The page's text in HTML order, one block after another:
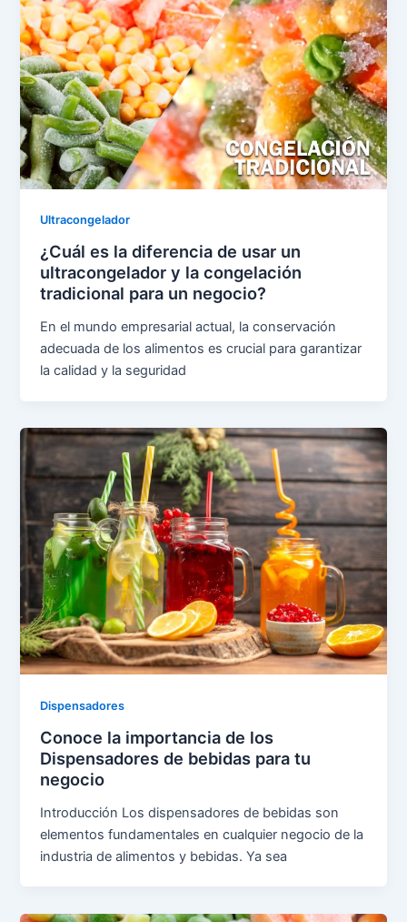
Ultracongelador
¿Cuál es la diferencia de usar un
ultracongelador y la congelación
tradicional para un negocio?
En el mundo empresarial actual, la conservación
adecuada de los alimentos es crucial para garantizar
la calidad y la seguridad
Dispensadores
Conoce la importancia de los
Dispensadores de bebidas para tu
negocio
Introducción Los dispensadores de bebidas son
elementos fundamentales en cualquier negocio de la
industria de alimentos y bebidas. Ya sea